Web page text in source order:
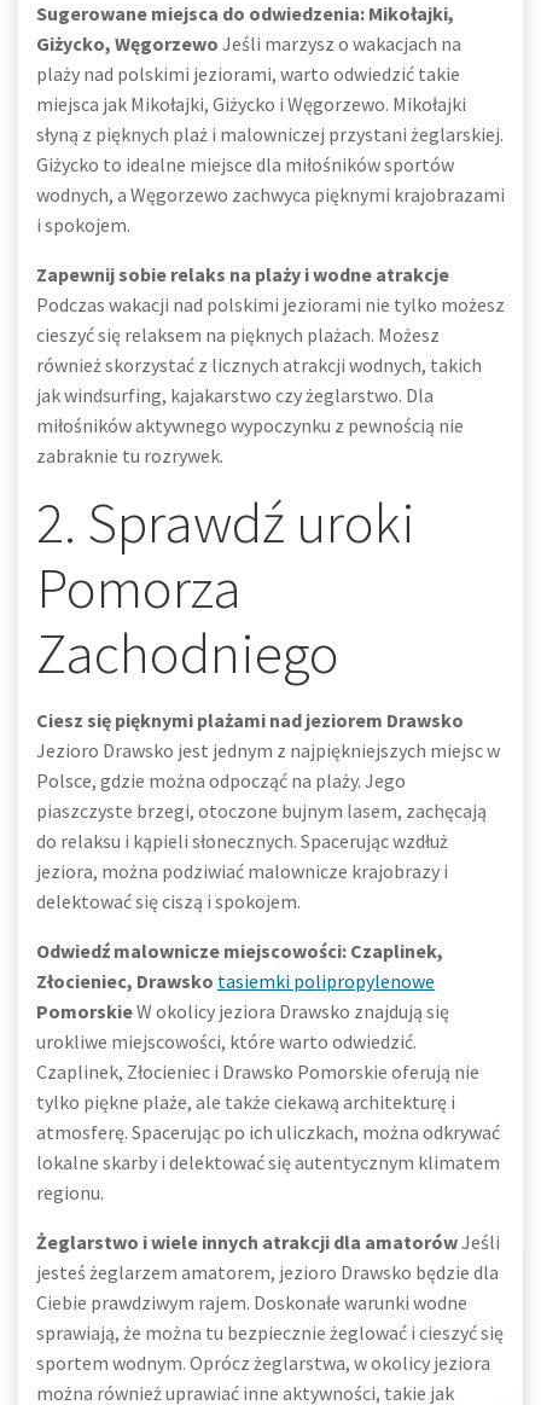
Sugerowane miejsca do odwiedzenia: Mikołajki,
Giżycko, Węgorzewo Jeśli marzysz o wakacjach na
plaży nad polskimi jeziorami, warto odwiedzić takie
miejsca jak Mikołajki, Giżycko i Węgorzewo. Mikołajki
słyną z pięknych plaż i malowniczej przystani żeglarskiej.
Giżycko to idealne miejsce dla miłośników sportów
wodnych, a Węgorzewo zachwyca pięknymi krajobrazami
i spokojem.
Zapewnij sobie relaks na plaży i wodne atrakcje
Podczas wakacji nad polskimi jeziorami nie tylko możesz
cieszyć się relaksem na pięknych plażach. Możesz
również skorzystać z licznych atrakcji wodnych, takich
jak windsurfing, kajakarstwo czy żeglarstwo. Dla
miłośników aktywnego wypoczynku z pewnością nie
zabraknie tu rozrywek.
2. Sprawdź uroki
Pomorza
Zachodniego
Ciesz się pięknymi plażami nad jeziorem Drawsko
Jezioro Drawsko jest jednym z najpiękniejszych miejsc w
Polsce, gdzie można odpocząć na plaży. Jego
piaszczyste brzegi, otoczone bujnym lasem, zachęcają
do relaksu i kąpieli słonecznych. Spacerując wzdłuż
jeziora, można podziwiać malownicze krajobrazy i
delektować się ciszą i spokojem.
Odwiedź malownicze miejscowości: Czaplinek,
Złocieniec, Drawsko tasiemki polipropylenowe
PomorskieW okolicy jeziora Drawsko znajdują się
urokliwe miejscowości, które warto odwiedzić.
Czaplinek, Złocieniec i Drawsko Pomorskie oferują nie
tylko piękne plaże, ale także ciekawą architekturę i
atmosferę. Spacerując po ich uliczkach, można odkrywać
lokalne skarby i delektować się autentycznym klimatem
regionu.
Żeglarstwo i wiele innych atrakcji dla amatorówJeśli
jesteś żeglarzem amatorem, jezioro Drawsko będzie dla
Ciebie prawdziwym rajem. Doskonałe warunki wodne
sprawiają, że można tu bezpiecznie żeglować i cieszyć się
sportem wodnym. Oprócz żeglarstwa, w okolicy jeziora
można również uprawiać inne aktywności, takie jak